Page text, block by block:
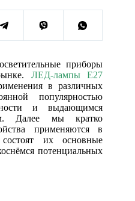
приборы
ЛЕД-лампы Е27
в различных
популярностью
и выдающимся
Далее мы кратко
применяются в
их основные
потенциальных